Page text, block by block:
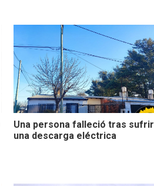
Una persona falleció tras sufrir
una descarga eléctrica